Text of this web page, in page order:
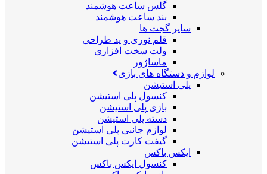
گلس ساعت هوشمند
بند ساعت هوشمند
سایر گجت ها
قلم نوری و پد طراحی
ولت سخت افزاری
ماساژور
لوازم و دستگاه های بازی
پلی استیشن
کنسول پلی استیشن
بازی پلی استیشن
دسته پلی استیشن
لوازم جانبی پلی استیشن
گیفت کارت پلی استیشن
ایکس باکس
کنسول ایکس باکس